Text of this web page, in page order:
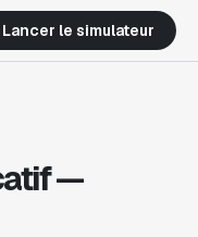
Lancer le simulateur
—